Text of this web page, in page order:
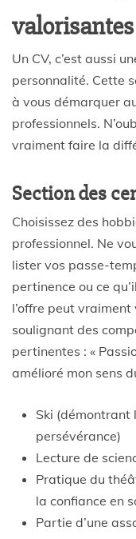
valorisantes
Un CV, c’est aussi
personnalité. Cette
à vous démarquer
professionnels.
vraiment faire la
Section des
Choisissez des
professionnel. Ne
lister vos passe-
pertinence ou ce
l’offre peut
soulignant des
pertinentes : «
amélioré mon sens
Ski (démontrant
persévérance)
Lecture de
Pratique du
la confiance en
Partie d’une